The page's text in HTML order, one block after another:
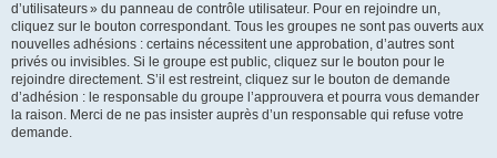
d’utilisateurs » du panneau de contrôle utilisateur. Pour en rejoindre un,
cliquez sur le bouton correspondant. Tous les groupes ne sont pas ouverts aux
nouvelles adhésions : certains nécessitent une approbation, d’autres sont
privés ou invisibles. Si le groupe est public, cliquez sur le bouton pour le
rejoindre directement. S’il est restreint, cliquez sur le bouton de demande
d’adhésion : le responsable du groupe l’approuvera et pourra vous demander
la raison. Merci de ne pas insister auprès d’un responsable qui refuse votre
demande.